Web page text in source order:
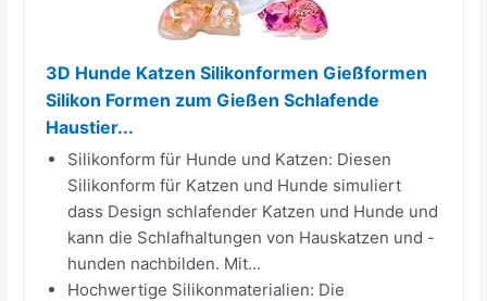
3D Hunde Katzen Silikonformen Gießformen
Silikon Formen zum Gießen Schlafende
Haustier...
Silikonform für Hunde und Katzen: Diesen
Silikonform für Katzen und Hunde simuliert
dass Design schlafender Katzen und Hunde und
kann die Schlafhaltungen von Hauskatzen und -
hunden nachbilden. Mit...
Hochwertige Silikonmaterialien: Die